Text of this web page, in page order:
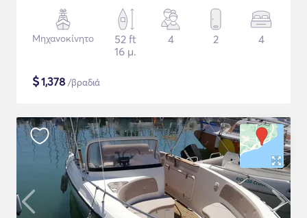
Μηχανοκίνητο
52 ft
16 μ.
4 2 4
$1,378 /βραδιά